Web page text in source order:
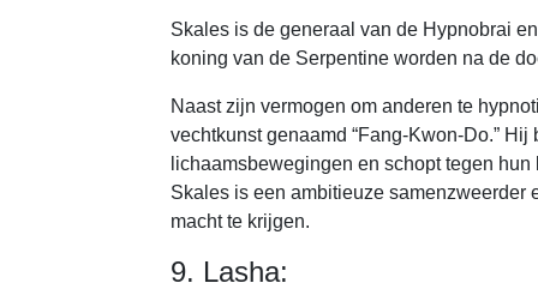
Skales is de generaal van de Hypnobrai
koning van de Serpentine worden na de
Naast zijn vermogen om anderen te
vechtkunst genaamd “Fang-Kwon-Do.”
lichaamsbewegingen en schopt tegen
Skales is een ambitieuze samenzweerder
macht te krijgen.
9. Lasha: